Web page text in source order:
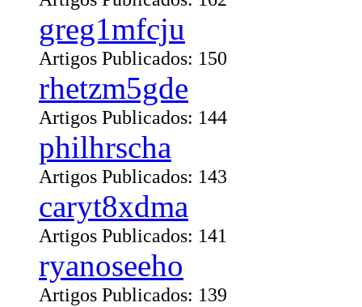
greg1mfcju
Artigos Publicados: 150
rhetzm5gde
Artigos Publicados: 144
philhrscha
Artigos Publicados: 143
caryt8xdma
Artigos Publicados: 141
ryanoseeho
Artigos Publicados: 139